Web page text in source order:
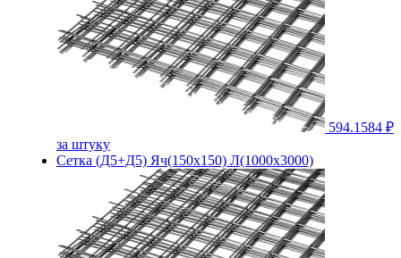
594.1584 ₽
за штуку
Сетка (Д5+Д5) Яч(150х150) Л(1000х3000)